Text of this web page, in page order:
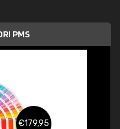
PMS
€179,95